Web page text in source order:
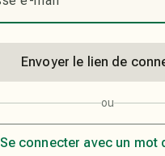
Envoyer le lien de
ou
Se connecter avec un mot